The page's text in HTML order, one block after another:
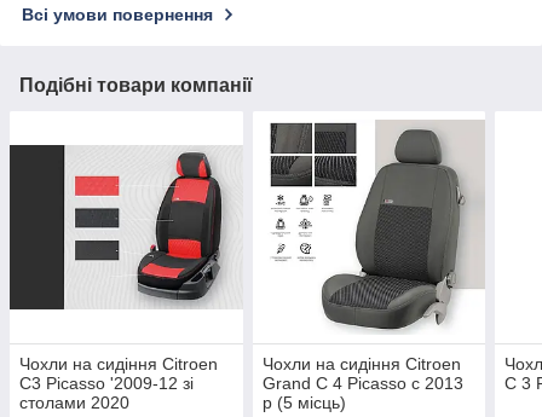
Всі умови повернення
Подібні товари компанії
Чохли на сидіння Citroen
C3 Picasso '2009-12 зі
столами 2020
Чохли на сидіння Citroen
Grand C 4 Picasso c 2013
р (5 місць)
C 3